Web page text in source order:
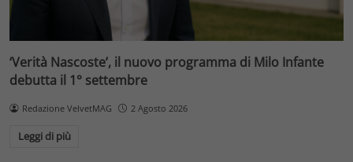
‘Verità Nascoste’, il nuovo programma di Milo Infante
debutta il 1° settembre
Redazione VelvetMAG 2 Agosto 2026
Leggi di più